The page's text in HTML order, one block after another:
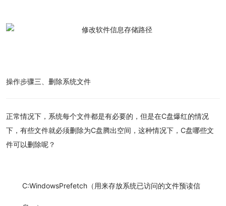
操作步骤三、删除系统文件
正常情况下，系统每个文件都是有必要的，但是在C盘爆红的情况
下，有些文件就必须删除为C盘腾出空间，这种情况下， C盘哪些文
件可以删除呢？
C:WindowsPrefetch（用来存放系统已访问的文件预读信